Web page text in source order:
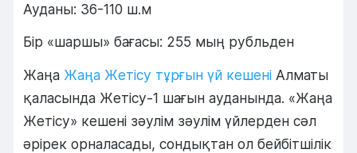
Ауданы: 36-110 ш.м
Бір «шаршы» бағасы: 255 мың рубльден
Жаңа Жаңа Жетісу тұрғын үй кешені Алматы
қаласында Жетісу-1 шағын ауданында. «Жаңа
Жетісу» кешені зәулім зәулім үйлерден сәл
әрірек орналасады, сондықтан ол бейбітшілік